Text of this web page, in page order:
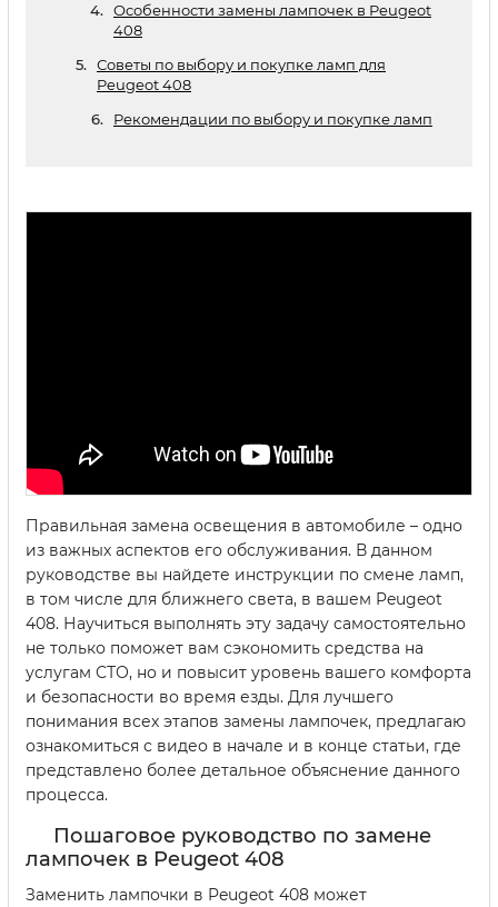
Особенности замены лампочек в Peugeot
408
Советы по выбору и покупке ламп для
Peugeot 408
Рекомендации по выбору и покупке ламп
Правильная замена освещения в автомобиле – одно
из важных аспектов его обслуживания. В данном
руководстве вы найдете инструкции по смене ламп,
в том числе для ближнего света, в вашем Peugeot
408. Научиться выполнять эту задачу самостоятельно
не только поможет вам сэкономить средства на
услугам СТО, но и повысит уровень вашего комфорта
и безопасности во время езды. Для лучшего
понимания всех этапов замены лампочек, предлагаю
ознакомиться с видео в начале и в конце статьи, где
представлено более детальное объяснение данного
процесса.
Пошаговое руководство по замене
лампочек в Peugeot 408
Заменить лампочки в Peugeot 408 может